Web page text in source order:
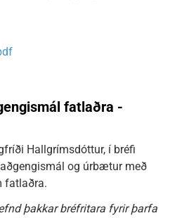
fatlaðra -
Hallgrímsdóttur, í bréfi
og úrbætur með
fatlaðra.
þakkar bréfritara fyrir þarfa